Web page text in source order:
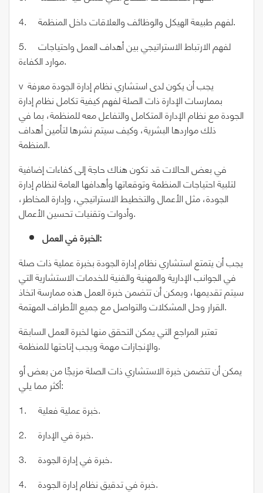
4. لفهم طبيعة الهيكل والوظائف والعلاقات داخل المنظمة.
5. لفهم الارتباط الاستراتيجي بين أهداف العمل واحتياجات
موارد الكفاءة.
v يجب أن يكون لدى استشاري نظام إدارة الجودة معرفة
بممارسات الإدارة ذات الصلة لفهم كيفية تكامل نظام إدارة
الجودة مع نظام الإدارة المتكامل والتفاعل معه للمنظمة، بما في
ذلك مواردها البشرية، وكيف سيتم نشرها لتأمين أهداف
المنظمة.
في بعض الحالات قد تكون هناك حاجة إلى كفاءات إضافية
لتلبية احتياجات المنظمة وتوقعاتها وأهدافها العامة لنظام إدارة
الجودة، مثل الأعمال والتخطيط الاستراتيجي، وإدارة المخاطر،
وأدوات وتقنيات تحسين الأعمال.
الخبرة في العمل:
يجب أن يتمتع استشاري نظام إدارة الجودة بخبرة عملية ذات صلة
في الجوانب الإدارية والمهنية والفنية للخدمات الاستشارية التي
سيتم تقديمها، ويمكن أن تتضمن خبرة العمل هذه ممارسة اتخاذ
القرار وحل المشكلات والتواصل مع جميع الأطراف المهتمة.
تعتبر المراجع التي يمكن التحقق منها لخبرة العمل السابقة
والإنجازات مهمة ويجب إتاحتها للمنظمة.
يمكن أن تتضمن خبرة الاستشاري ذات الصلة مزيجًا من بعض أو
أكثر مما يلي:
1. خبرة عملية فعلية.
2. خبرة في الإدارة.
3. خبرة في إدارة الجودة.
4. خبرة في تدقيق نظام إدارة الجودة.